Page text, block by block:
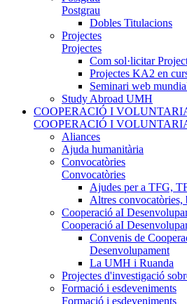
Postgrau
Dobles Titulacions
Projectes
Projectes
Com sol·licitar
Projectes KA2 en
Seminari web
Study Abroad UMH
COOPERACIÓ I
COOPERACIÓ I
Aliances
Ajuda humanitària
Convocatòries
Convocatòries
Ajudes per a TFG,
Altres convocatòries,
Cooperació aI
Cooperació aI
Convenis de
Desenvolupament
La UMH i Ruanda
Projectes d'investigació
Formació i esdeveniments
Formació i esdeveniments